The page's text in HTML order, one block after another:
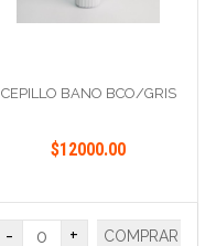
CEPILLO BANO BCO/GRIS
$12000.00
- + COMPRAR